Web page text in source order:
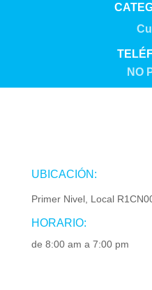
NO
UBICACIÓN:
Primer Nivel, Local
HORARIO:
de 8:00 am a 7:00 pm